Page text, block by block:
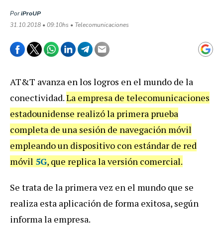
PoriProUP
31.10.2018 • 09:10hs • Telecomunicaciones
AT&T avanza en los logros en el mundo de la
conectividad.La empresa de telecomunicaciones
estadounidense realizó la primera prueba
completa de una sesión de navegación móvil
empleando un dispositivo con estándar de red
móvil 5G, que replica la versión comercial.
Se trata de la primera vez en el mundo que se
realiza esta aplicación de forma exitosa, según
informa la empresa.